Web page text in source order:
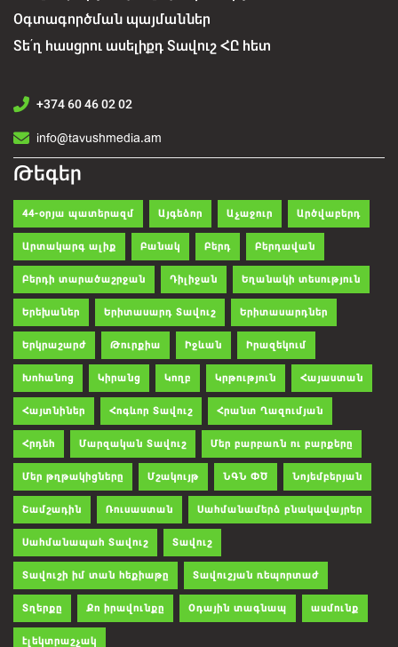
Օգտագործման պայմաններ
Տե՛ղ հասցրու ասելիքդ Տավուշ ՀԸ հետ
+374 60 46 02 02
info@tavushmedia.am
Թեգեր
44-օրյա պատերազմ Այգեձոր Աչաջուր Արծվաբերդ
Արտակարգ ալիք Բանակ Բերդ Բերդավան
Բերդի տարածաշրջան Դիլիջան Եղանակի տեսություն
Երեխաներ Երիտասարդ Տավուշ Երիտասարդներ
Երկրաշարժ Թուրքիա Իջևան Իրազեկում
Խոհանոց Կիրանց Կողբ Կրթություն Հայաստան
Հայտնիներ Հոգևոր Տավուշ Հրանտ Ղազումյան
Հրդեհ Մարզական Տավուշ Մեր բարբառն ու բարքերը
Մեր թղթակիցները Մշակույթ ՆԳՆ ՓԾ Նոյեմբերյան
Շամշադին Ռուսաստան Սահմանամերձ բնակավայրեր
Սահմանապահ Տավուշ Տավուշ
Տավուշի իմ տան հեքիաթը Տավուշյան ռեպորտաժ
Տղերքը Քո իրավունքը Օդային տագնապ ասմունք
էլեկտրաշչակ